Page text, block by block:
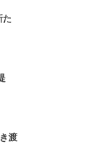
た
渡